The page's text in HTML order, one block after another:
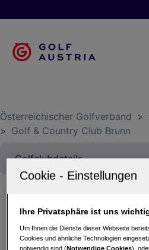
Österreichischer Golfverband >
> Golf & Country Club Brunn
Turkish Airlines &
2026 powered by Dr.
Ihre Privatsphäre ist uns
Um Ihnen die Dienste dieser Webseite
Cookies und ähnliche Technologien
notwendig sind (Notwendige Cookies),